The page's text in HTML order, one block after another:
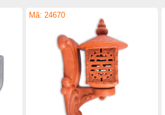
Mã: 24670